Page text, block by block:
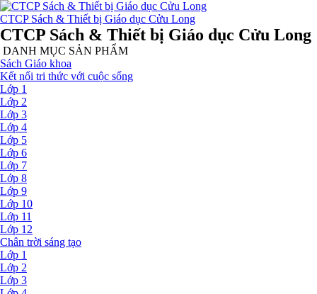
CTCP Sách & Thiết bị Giáo dục Cửu Long
CTCP Sách & Thiết bị Giáo dục Cửu Long
DANH MỤC SẢN PHẨM
Sách Giáo khoa
Kết nối tri thức với cuộc sống
Lớp 1
Lớp 2
Lớp 3
Lớp 4
Lớp 5
Lớp 6
Lớp 7
Lớp 8
Lớp 9
Lớp 10
Lớp 11
Lớp 12
Chân trời sáng tạo
Lớp 1
Lớp 2
Lớp 3